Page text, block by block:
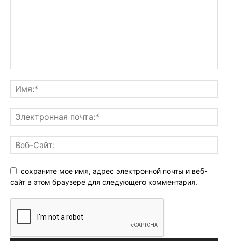
сохраните мое имя, адрес электронной почты и веб-
сайт в этом браузере для следующего комментария.